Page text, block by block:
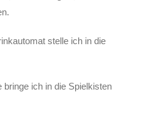
stelle ich in die
bringe ich in die Spielkisten